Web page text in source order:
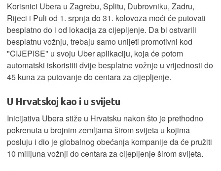
Korisnici Ubera u Zagrebu, Splitu, Dubrovniku, Zadru,
Rijeci i Puli od 1. srpnja do 31. kolovoza moći će putovati
besplatno do i od lokacija za cijepljenje. Da bi ostvarili
besplatnu vožnju, trebaju samo unijeti promotivni kod
"CIJEPISE" u svoju Uber aplikaciju, koja će potom
automatski iskoristiti dvije besplatne vožnje u vrijednosti do
45 kuna za putovanje do centara za cijepljenje.
U Hrvatskoj kao i u svijetu
Inicijativa Ubera stiže u Hrvatsku nakon što je prethodno
pokrenuta u brojnim zemljama širom svijeta u kojima
posluju i dio je globalnog obećanja kompanije da će pružiti
10 milijuna vožnji do centara za cijepljenje širom svijeta.